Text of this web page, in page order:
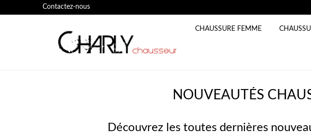
Contactez-nous
CHAUSSURE FEMME
NOUVEAUTÉS
Découvrez les toutes dernières